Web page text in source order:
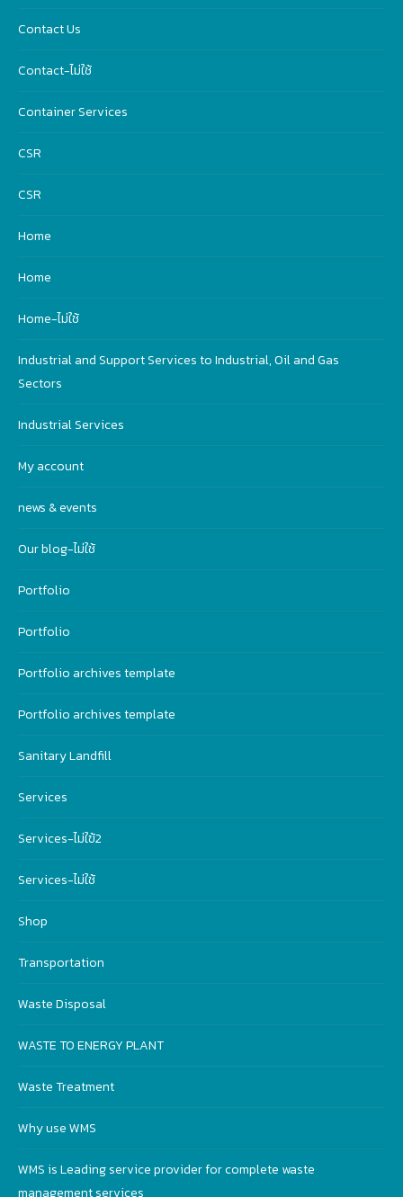
Contact Us
Contact-ไม่ใช้
Container Services
CSR
CSR
Home
Home
Home-ไม่ใช้
Industrial and Support Services to Industrial, Oil and Gas
Sectors
Industrial Services
My account
news & events
Our blog-ไม่ใช้
Portfolio
Portfolio
Portfolio archives template
Portfolio archives template
Sanitary Landfill
Services
Services-ไม่ใฃ้2
Services-ไม่ใช้
Shop
Transportation
Waste Disposal
WASTE TO ENERGY PLANT
Waste Treatment
Why use WMS
WMS is Leading service provider for complete waste
management services